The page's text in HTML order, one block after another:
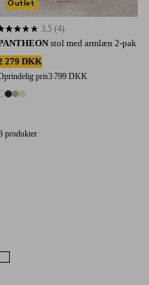
stol med armlæn 2-pak
279 DKK
pris3 799 DKK
4 farver
baseret på 4 bedømmelser
3,5 (4)
Outlet
produkter